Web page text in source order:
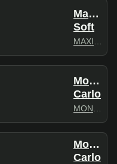
Soft
Monte
Carlo
Monte
Carlo